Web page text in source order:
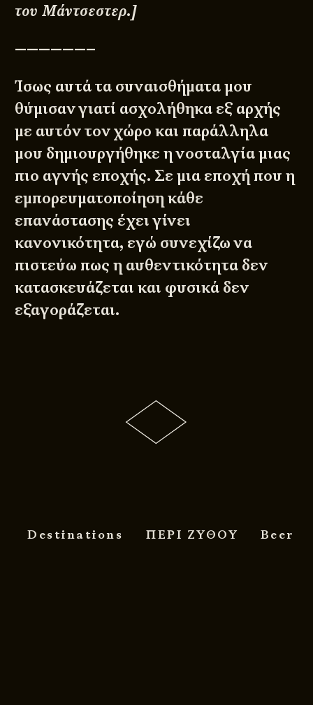
του Μάντσεστερ.]
——————–
Ίσως αυτά τα συναισθήματα μου
θύμισαν γιατί ασχολήθηκα εξ αρχής
με αυτόν τον χώρο και παράλληλα
μου δημιουργήθηκε η νοσταλγία μιας
πιο αγνής εποχής. Σε μια εποχή που η
εμπορευματοποίηση κάθε
επανάστασης έχει γίνει
κανονικότητα, εγώ συνεχίζω να
πιστεύω πως η αυθεντικότητα δεν
κατασκευάζεται και φυσικά δεν
εξαγοράζεται.
Destinations ΠΕΡΙ ΖΥΘΟΥ Beer